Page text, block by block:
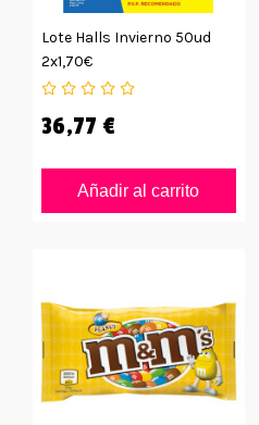
Lote Halls Invierno 50ud
2x1,70€
36,77 €
Añadir al carrito